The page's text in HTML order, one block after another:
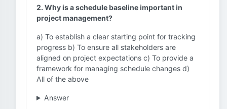
2. Why is a schedule baseline important in
project management?
a) To establish a clear starting point for tracking
progress b) To ensure all stakeholders are
aligned on project expectations c) To provide a
framework for managing schedule changes d)
All of the above
Answer